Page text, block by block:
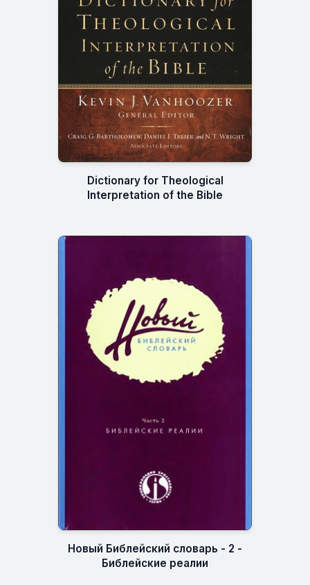
Dictionary for Theological
Interpretation of the Bible
Новый Библейский словарь - 2 -
Библейские реалии